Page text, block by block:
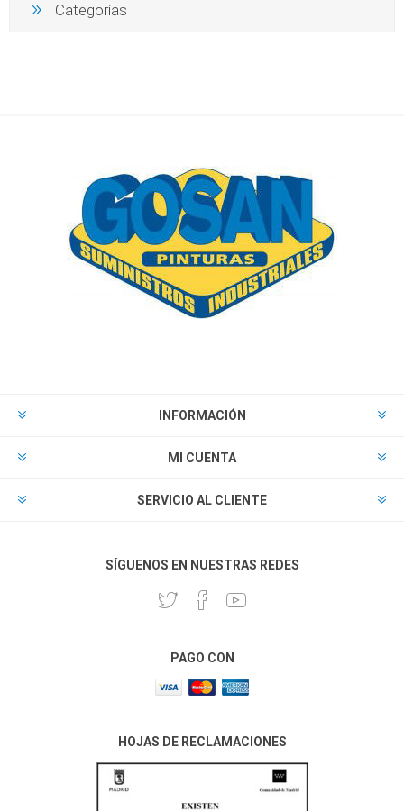
Categorías
INFORMACIÓN
MI CUENTA
SERVICIO AL CLIENTE
SÍGUENOS EN NUESTRAS REDES
PAGO CON
HOJAS DE RECLAMACIONES